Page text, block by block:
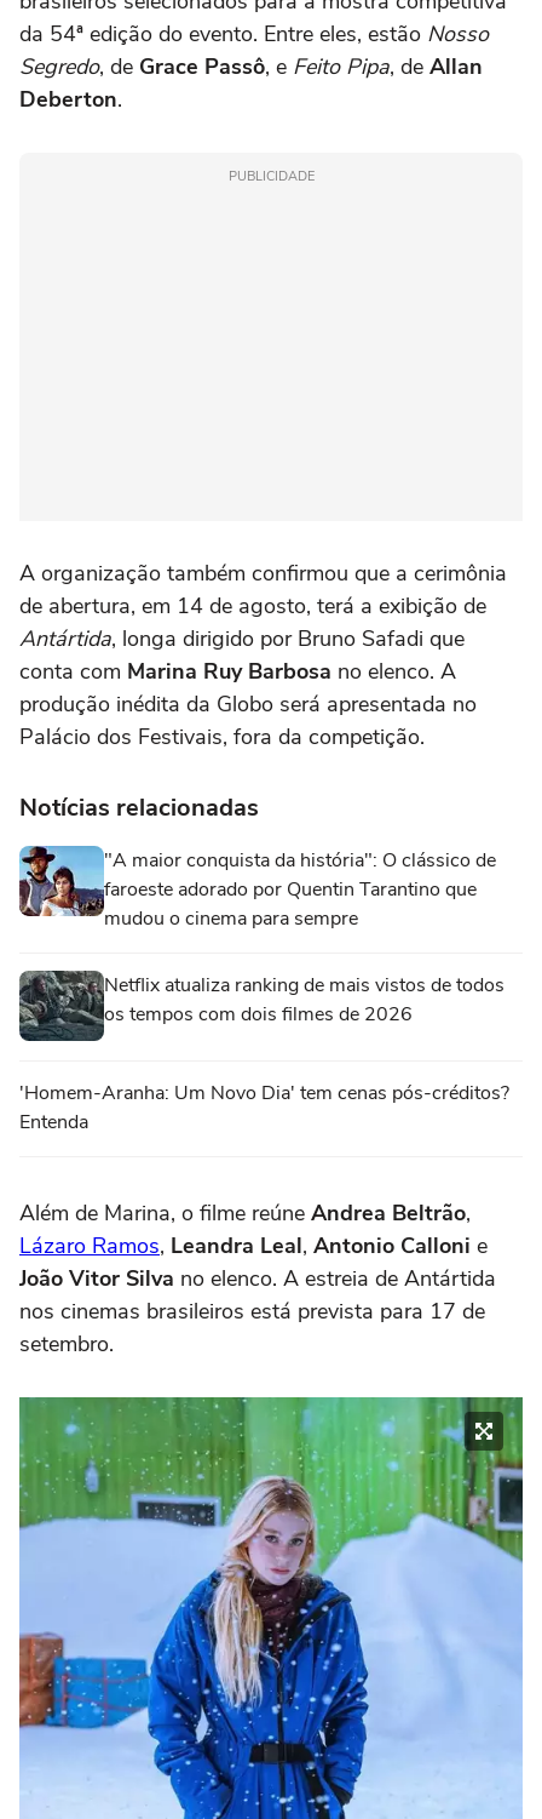
da 54ª edição do evento. Entre eles, estão Nosso
Segredo, de Grace Passô, e Feito Pipa, de Allan
Deberton.
PUBLICIDADE
A organização também confirmou que a cerimônia
de abertura, em 14 de agosto, terá a exibição de
Antártida, longa dirigido por Bruno Safadi que
conta com Marina Ruy Barbosa no elenco. A
produção inédita da Globo será apresentada no
Palácio dos Festivais, fora da competição.
Notícias relacionadas
"A maior conquista da história": O clássico de
faroeste adorado por Quentin Tarantino que
mudou o cinema para sempre
Netflix atualiza ranking de mais vistos de todos
os tempos com dois filmes de 2026
'Homem-Aranha: Um Novo Dia' tem cenas pós-créditos?
Entenda
Além de Marina, o filme reúne Andrea Beltrão,
Lázaro Ramos, Leandra Leal, Antonio Calloni e
João Vitor Silva no elenco. A estreia de Antártida
nos cinemas brasileiros está prevista para 17 de
setembro.